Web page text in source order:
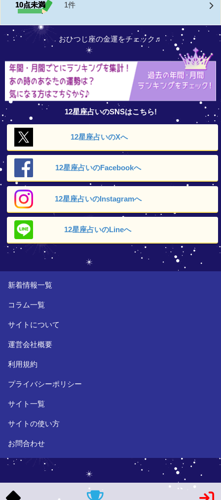
10点未満 1件
おひつじ座の金運をチェック♬
12星座占いのSNSはこちら!
12星座占いのXへ
12星座占いのFacebookへ
12星座占いのInstagramへ
12星座占いのLineへ
新着情報一覧
コラム一覧
サイトについて
運営会社概要
利用規約
プライバシーポリシー
サイト一覧
サイトの使い方
お問合わせ